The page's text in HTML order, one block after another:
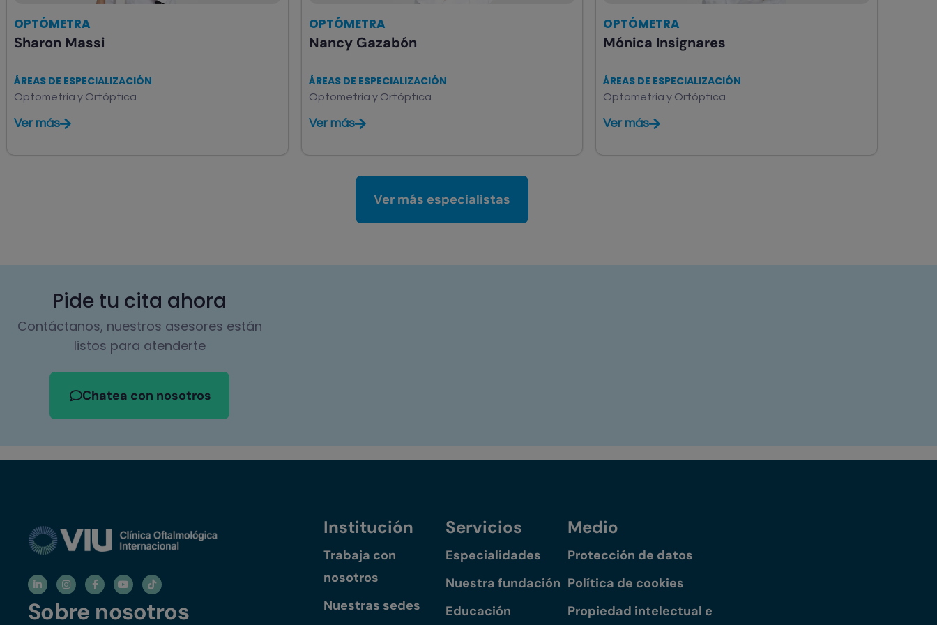
OPTÓMETRA
Sharon Massi
ÁREAS DE ESPECIALIZACIÓN
Optometría y Ortóptica
Ver más
OPTÓMETRA
Nancy Gazabón
ÁREAS DE ESPECIALIZACIÓN
Optometría y Ortóptica
Ver más
OPTÓMETRA
Mónica Insignares
ÁREAS DE ESPECIALIZACIÓN
Optometría y Ortóptica
Ver más
Ver más especialistas
Pide tu cita ahora
Contáctanos, nuestros asesores están
listos para atenderte
Chatea con nosotros
Sobre nosotros
Institución
Trabaja con
nosotros
Nuestras sedes
Servicios
Especialidades
Nuestra fundación
Educación
Medio
Protección de datos
Política de cookies
Propiedad intelectual e